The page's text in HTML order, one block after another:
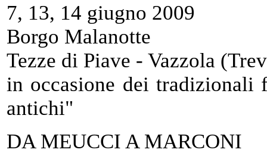
7, 13, 14 giugno 2009
Borgo Malanotte
Tezze di Piave - Vazzola
in occasione dei tradizionali
antichi"
DA MEUCCI A MARCONI